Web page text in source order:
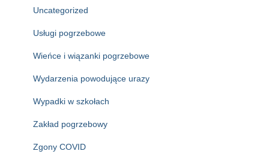
Uncategorized
Usługi pogrzebowe
Wieńce i wiązanki pogrzebowe
Wydarzenia powodujące urazy
Wypadki w szkołach
Zakład pogrzebowy
Zgony COVID